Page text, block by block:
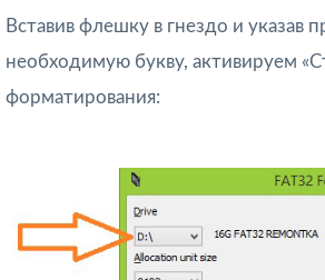
Вставив флешку в гнездо и указав
необходимую букву, активируем
форматирования: